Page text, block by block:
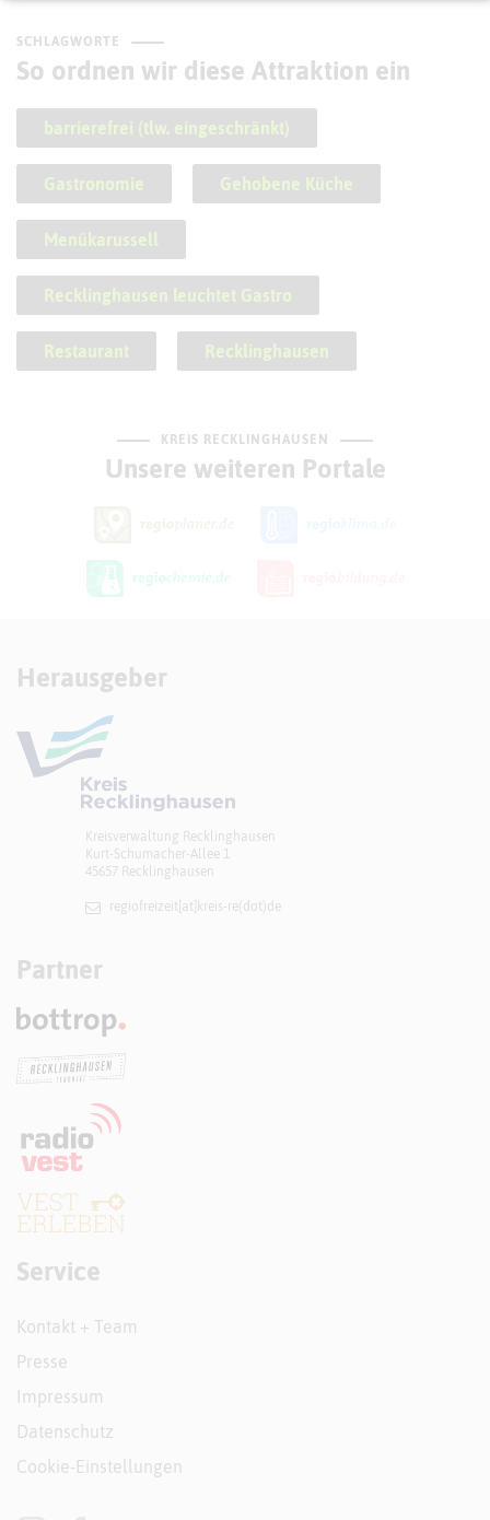
SCHLAGWORTE
So ordnen wir diese Attraktion ein
barrierefrei (tlw. eingeschränkt)
Gastronomie Gehobene Küche
Menükarussell
Recklinghausen leuchtet Gastro
Restaurant Recklinghausen
KREIS RECKLINGHAUSEN
Unsere weiteren Portale
Herausgeber
Kreisverwaltung Recklinghausen
Kurt-Schumacher-Allee 1
45657 Recklinghausen
regiofreizeit[at]​kreis-re(dot)de
Partner
Service
Kontakt + Team
Presse
Impressum
Datenschutz
Cookie-Einstellungen